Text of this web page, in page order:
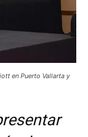
en Puerto Vallarta y